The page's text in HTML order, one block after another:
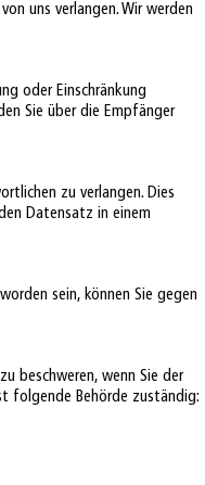
uns verlangen. Wir werden
oder Einschränkung
Sie über die Empfänger
zu verlangen. Dies
Datensatz in einem
sein, können Sie gegen
beschweren, wenn Sie der
folgende Behörde zuständig: